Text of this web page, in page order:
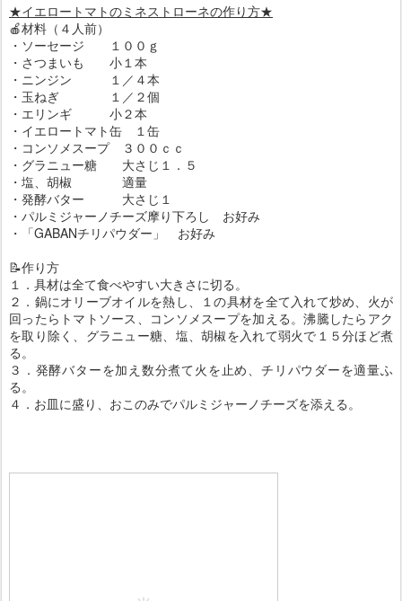
★イエロートマトのミネストローネの作り方★
🍎材料（４人前）
・ソーセージ １００ｇ
・さつまいも 小１本
・ニンジン １／４本
・玉ねぎ １／２個
・エリンギ 小２本
・イエロートマト缶 １缶
・コンソメスープ ３００ｃｃ
・グラニュー糖 大さじ１．５
・塩、胡椒 適量
・発酵バター 大さじ１
・パルミジャーノチーズ摩り下ろし お好み
・「GABANチリパウダー」 お好み
📝作り方
１．具材は全て食べやすい大きさに切る。
２．鍋にオリーブオイルを熱し、１の具材を全て入れて炒め、火が
回ったらトマトソース、コンソメスープを加える。沸騰したらアク
を取り除く、グラニュー糖、塩、胡椒を入れて弱火で１５分ほど煮
る。
３．発酵バターを加え数分煮て火を止め、チリパウダーを適量ふ
る。
４．お皿に盛り、おこのみでパルミジャーノチーズを添える。